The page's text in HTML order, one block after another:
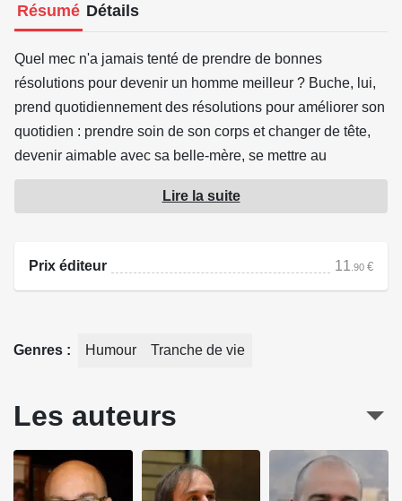
Résumé Détails
Quel mec n'a jamais tenté de prendre de bonnes
résolutions pour devenir un homme meilleur ? Buche, lui,
prend quotidiennement des résolutions pour améliorer son
quotidien : prendre soin de son corps et changer de tête,
devenir aimable avec sa belle-mère, se mettre au
bricolage et faire les devoirs avec ses enfants, cesser les
achats impulsifs, devenir généreux et œuvrer pour un
Enfin presque...
Lire la suite
Prix éditeur 11 .90 €
Genres Humour Tranche de vie
Les auteurs